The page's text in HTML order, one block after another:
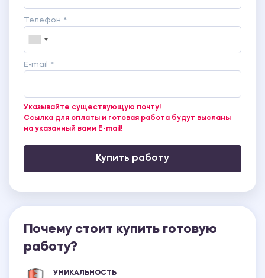
Телефон *
E-mail *
Указывайте существующую почту!
Ссылка для оплаты и готовая работа будут высланы
на указанный вами E-mail!
Купить работу
Почему стоит купить готовую
работу?
УНИКАЛЬНОСТЬ